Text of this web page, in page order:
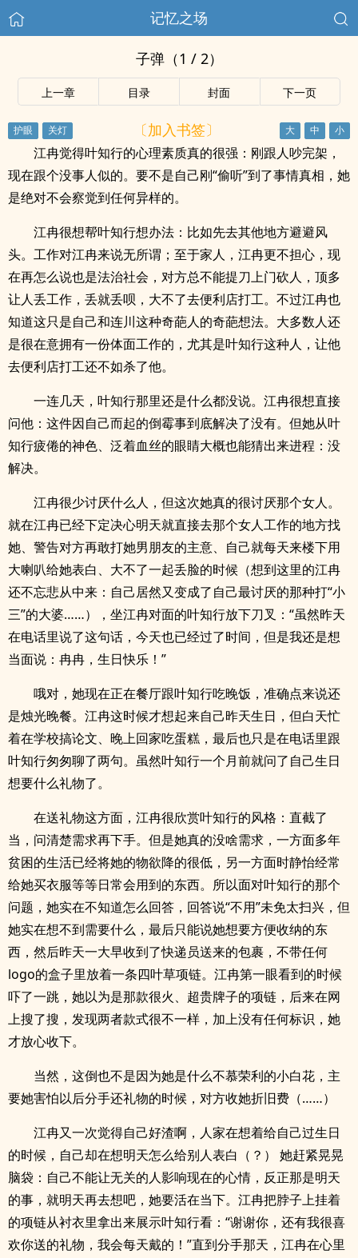
记忆之场
子弹（1 / 2）
上一章 目录 封面 下一页
〔加入书签〕
江冉觉得叶知行的心理素质真的很强：刚跟人吵完架，
现在跟个没事人似的。要不是自己刚“偷听”到了事情真相，她
是绝对不会察觉到任何异样的。
江冉很想帮叶知行想办法：比如先去其他地方避避风
头。工作对江冉来说无所谓；至于家人，江冉更不担心，现
在再怎么说也是法治社会，对方总不能提刀上门砍人，顶多
让人丢工作，丢就丢呗，大不了去便利店打工。不过江冉也
知道这只是自己和连川这种奇葩人的奇葩想法。大多数人还
是很在意拥有一份体面工作的，尤其是叶知行这种人，让他
去便利店打工还不如杀了他。
一连几天，叶知行那里还是什么都没说。江冉很想直接
问他：这件因自己而起的倒霉事到底解决了没有。但她从叶
知行疲倦的神色、泛着血丝的眼睛大概也能猜出来进程：没
解决。
江冉很少讨厌什么人，但这次她真的很讨厌那个女人。
就在江冉已经下定决心明天就直接去那个女人工作的地方找
她、警告对方再敢打她男朋友的主意、自己就每天来楼下用
大喇叭给她表白、大不了一起丢脸的时候（想到这里的江冉
还不忘悲从中来：自己居然又变成了自己最讨厌的那种打“小
三”的大婆……），坐江冉对面的叶知行放下刀叉：“虽然昨天
在电话里说了这句话，今天也已经过了时间，但是我还是想
当面说：冉冉，生日快乐！”
哦对，她现在正在餐厅跟叶知行吃晚饭，准确点来说还
是烛光晚餐。江冉这时候才想起来自己昨天生日，但白天忙
着在学校搞论文、晚上回家吃蛋糕，最后也只是在电话里跟
叶知行匆匆聊了两句。虽然叶知行一个月前就问了自己生日
想要什么礼物了。
在送礼物这方面，江冉很欣赏叶知行的风格：直截了
当，问清楚需求再下手。但是她真的没啥需求，一方面多年
贫困的生活已经将她的物欲降的很低，另一方面时静怡经常
给她买衣服等等日常会用到的东西。所以面对叶知行的那个
问题，她实在不知道怎么回答，回答说“不用”未免太扫兴，但
她实在想不到需要什么，最后只能说她想要方便收纳的东
西，然后昨天一大早收到了快递员送来的包裹，不带任何
logo的盒子里放着一条四叶草项链。江冉第一眼看到的时候
吓了一跳，她以为是那款很火、超贵牌子的项链，后来在网
上搜了搜，发现两者款式很不一样，加上没有任何标识，她
才放心收下。
当然，这倒也不是因为她是什么不慕荣利的小白花，主
要她害怕以后分手还礼物的时候，对方收她折旧费（……）
江冉又一次觉得自己好渣啊，人家在想着给自己过生日
的时候，自己却在想明天怎么给别人表白（？） 她赶紧晃晃
脑袋：自己不能让无关的人影响现在的心情，反正那是明天
的事，就明天再去想吧，她要活在当下。江冉把脖子上挂着
的项链从衬衣里拿出来展示叶知行看：“谢谢你，还有我很喜
欢你送的礼物，我会每天戴的！”直到分手那天，江冉在心里